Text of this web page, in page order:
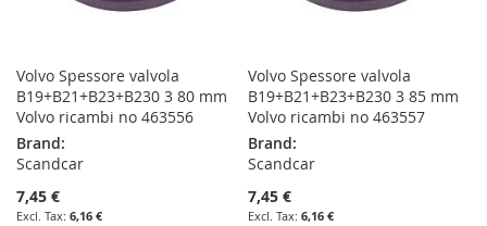
Volvo Spessore valvola
B19+B21+B23+B230 3 80 mm
Volvo ricambi no 463556
Brand:
Scandcar
7,45 €
6,16 €
Volvo Spessore valvola
B19+B21+B23+B230 3 85 mm
Volvo ricambi no 463557
Brand:
Scandcar
7,45 €
6,16 €